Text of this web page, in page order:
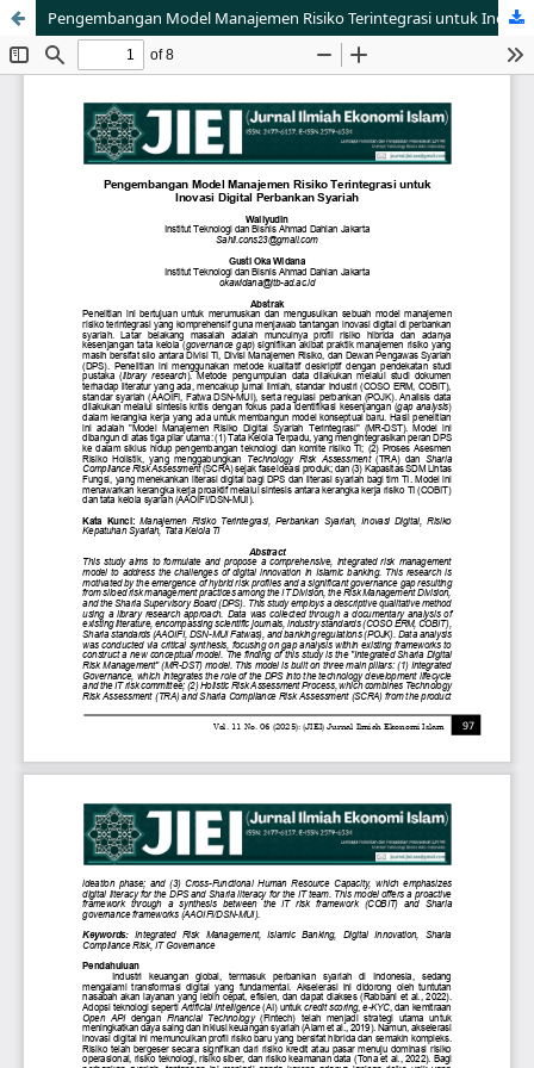
Pengembangan Model Manajemen Risiko Terintegrasi untuk Inovasi Digital Perbankan Syariah